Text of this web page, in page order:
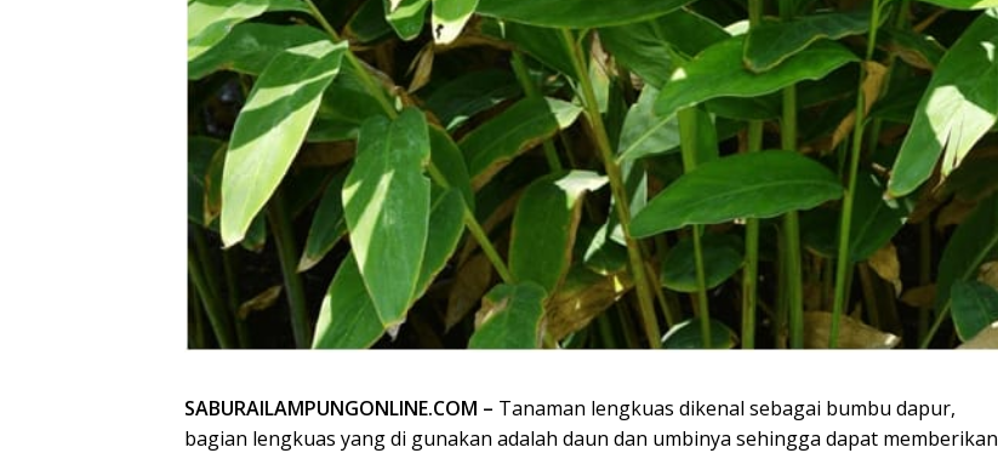
SABURAILAMPUNGONLINE.COM – Tanaman lengkuas dikenal sebagai bumbu dapur,
bagian lengkuas yang di gunakan adalah daun dan umbinya sehingga dapat memberikan